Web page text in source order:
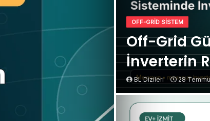
OFF-GRID SISTEM
Off-Grid
İnverterin
BL Dizileri 28